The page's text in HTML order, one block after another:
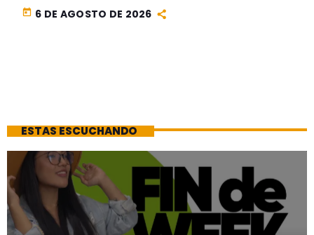
today 6 DE AGOSTO DE 2026
ESTAS ESCUCHANDO